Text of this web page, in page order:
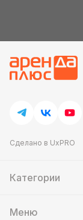
Сделано в UxPRO
Категории
Кейтеринг
Меню